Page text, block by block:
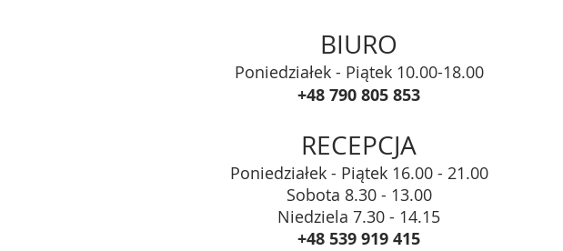
BIURO
Poniedziałek - Piątek 10.00-18.00
+48 790 805 853
RECEPCJA
Poniedziałek - Piątek 16.00 - 21.00
Sobota 8.30 - 13.00
Niedziela 7.30 - 14.15
+48 539 919 415